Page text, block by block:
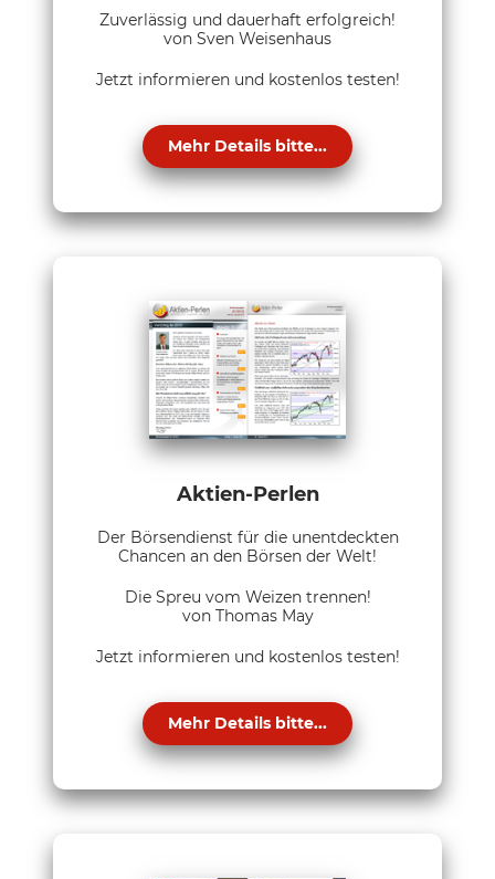
Zuverlässig und dauerhaft erfolgreich!
von Sven Weisenhaus
Jetzt informieren und kostenlos testen!
Mehr Details bitte...
Aktien-Perlen
Der Börsendienst für die unentdeckten
Chancen an den Börsen der Welt!
Die Spreu vom Weizen trennen!
von Thomas May
Jetzt informieren und kostenlos testen!
Mehr Details bitte...